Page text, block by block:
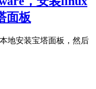
面板
地安装宝塔面板，然后